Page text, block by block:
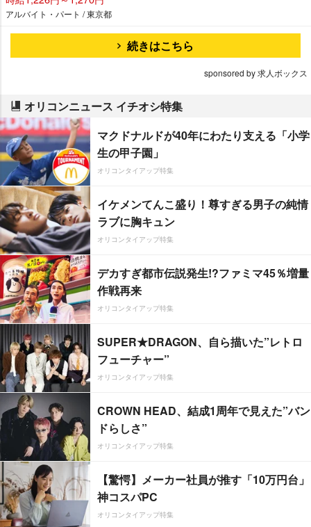
アルバイト・パート / 東京都
続きはこちら
sponsored by 求人ボックス
オリコンニュース イチオシ特集
マクドナルドが40年にわたり支える「小学
生の甲子園」
オリコンタイアップ特集
イケメンてんこ盛り！尊すぎる男子の純情
ラブに胸キュン
オリコンタイアップ特集
デカすぎ都市伝説発生!?ファミマ45％増量
作戦再来
オリコンタイアップ特集
SUPER★DRAGON、自ら描いた”レトロ
フューチャー”
オリコンタイアップ特集
CROWN HEAD、結成1周年で見えた”バン
ドらしさ”
オリコンタイアップ特集
【驚愕】メーカー社員が推す「10万円台」
神コスパPC
オリコンタイアップ特集